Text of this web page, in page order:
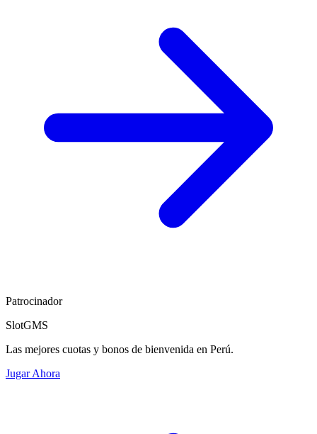
Patrocinador
SlotGMS
Las mejores cuotas y bonos de bienvenida en Perú.
Jugar Ahora